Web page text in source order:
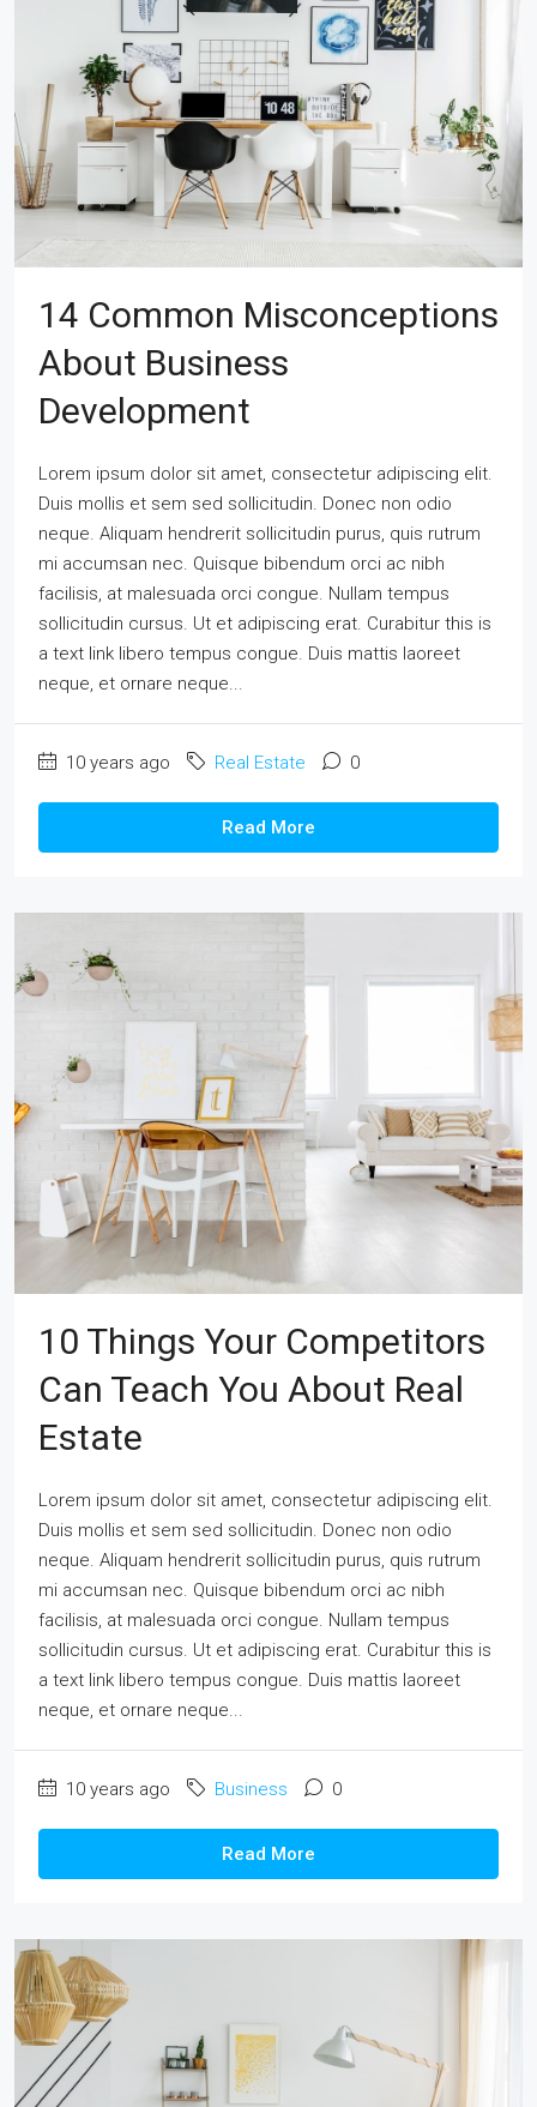
14 Common Misconceptions
About Business
Development
Lorem ipsum dolor sit amet, consectetur adipiscing elit.
Duis mollis et sem sed sollicitudin. Donec non odio
neque. Aliquam hendrerit sollicitudin purus, quis rutrum
mi accumsan nec. Quisque bibendum orci ac nibh
facilisis, at malesuada orci congue. Nullam tempus
sollicitudin cursus. Ut et adipiscing erat. Curabitur this is
a text link libero tempus congue. Duis mattis laoreet
neque, et ornare neque...
10 years ago Real Estate 0
Read More
10 Things Your Competitors
Can Teach You About Real
Estate
Lorem ipsum dolor sit amet, consectetur adipiscing elit.
Duis mollis et sem sed sollicitudin. Donec non odio
neque. Aliquam hendrerit sollicitudin purus, quis rutrum
mi accumsan nec. Quisque bibendum orci ac nibh
facilisis, at malesuada orci congue. Nullam tempus
sollicitudin cursus. Ut et adipiscing erat. Curabitur this is
a text link libero tempus congue. Duis mattis laoreet
neque, et ornare neque...
10 years ago Business 0
Read More